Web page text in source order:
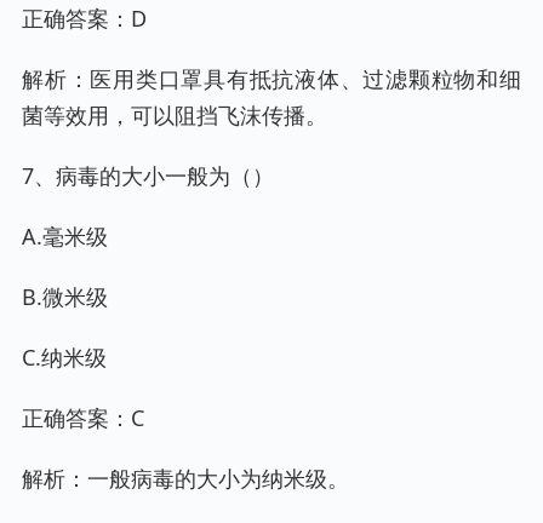
正确答案：D
解析：医用类口罩具有抵抗液体、过滤颗粒物和细
菌等效用，可以阻挡飞沫传播。
7、病毒的大小一般为（）
A.毫米级
B.微米级
C.纳米级
正确答案：C
解析：一般病毒的大小为纳米级。